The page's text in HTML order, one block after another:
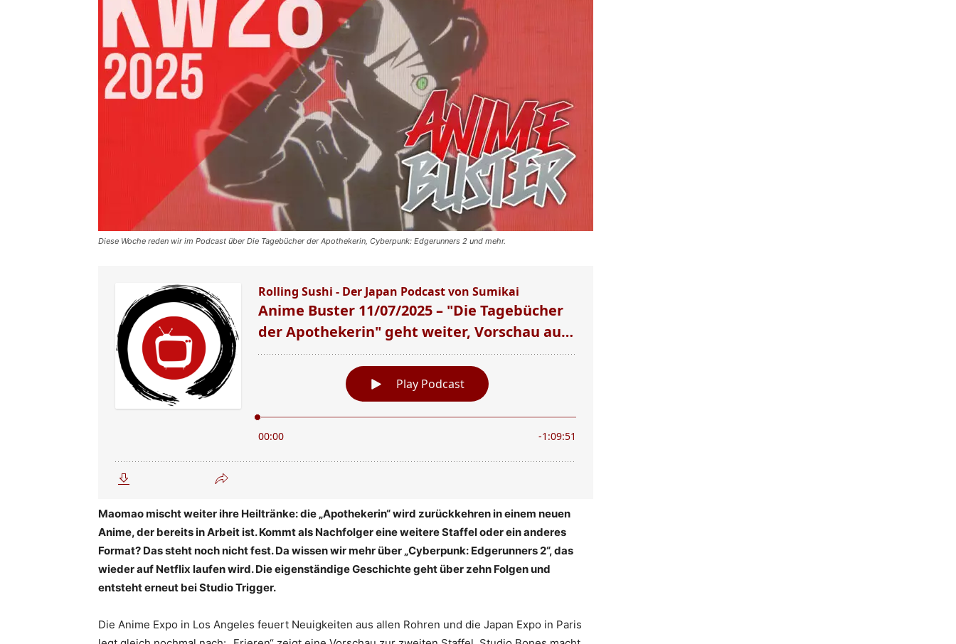
Diese Woche reden wir im Podcast über Die Tagebücher der Apothekerin, Cyberpunk: Edgerunners 2 und mehr.
Maomao mischt weiter ihre Heiltränke: die „Apothekerin“ wird zurückkehren in einem neuen
Anime, der bereits in Arbeit ist. Kommt als Nachfolger eine weitere Staffel oder ein anderes
Format? Das steht noch nicht fest. Da wissen wir mehr über „Cyberpunk: Edgerunners 2“, das
wieder auf Netflix laufen wird. Die eigenständige Geschichte geht über zehn Folgen und
entsteht erneut bei Studio Trigger.
Die Anime Expo in Los Angeles feuert Neuigkeiten aus allen Rohren und die Japan Expo in Paris